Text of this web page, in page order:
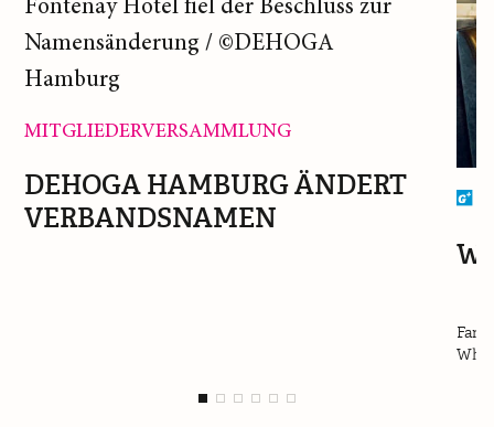
MITGLIEDERVERSAMMLUNG
DEHOGA HAMBURG ÄNDERT
VERBANDSNAMEN